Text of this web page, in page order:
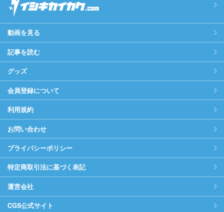
動画を見る
記事を読む
グッズ
会員登録について
利用規約
お問い合わせ
プライバシーポリシー
特定商取引法に基づく表記
運営会社
CGS公式サイト